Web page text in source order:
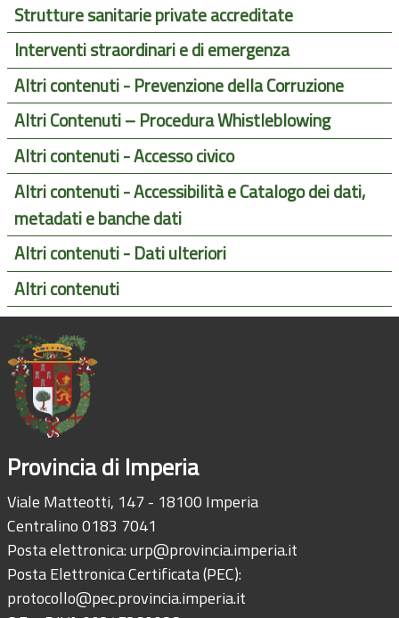
Strutture sanitarie private accreditate
Interventi straordinari e di emergenza
Altri contenuti - Prevenzione della Corruzione
Altri Contenuti – Procedura Whistleblowing
Altri contenuti - Accesso civico
Altri contenuti - Accessibilità e Catalogo dei dati,
metadati e banche dati
Altri contenuti - Dati ulteriori
Altri contenuti
Provincia di Imperia
Viale Matteotti, 147 - 18100 Imperia
Centralino 0183 7041
Posta elettronica:urp@provincia.imperia.it
Posta Elettronica Certificata (PEC):
protocollo@pec.provincia.imperia.it